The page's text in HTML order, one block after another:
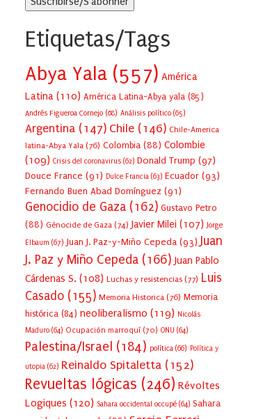
Etiquetas/Tags
Abya Yala (557) América
Latina (110) América Latina-Abya yala (85)
Andrés Figueroa Cornejo (68) Análisis político (65)
Argentina (147) Chile (146) Chile-America
latina-Abya Yala (76) Colombia (88) Colombie
(109) Crisis del coronavirus (62) Donald Trump (97)
Douce France (91) Dulce Francia (63) Ecuador (93)
Fernando Buen Abad Domínguez (91)
Genocidio de Gaza (162) Gustavo Petro
(88) Génocide de Gaza (74) Javier Milei (107) Jorge
Elbaum (67) Juan J. Paz-y-Miño Cepeda (93) Juan
J. Paz y Miño Cepeda (166) Juan Pablo
Cárdenas S. (108) Luchas y resistencias (77) Luis
Casado (155) Memoria Historica (76) Memoria
histórica (84) neoliberalismo (119) Nicolás
Maduro (64) Ocupación marroquí (70) ONU (64)
Palestina/Israel (184) política (66) Política y
utopia (62) Reinaldo Spitaletta (152)
Revueltas lógicas (246) Révoltes
Logiques (120) Sahara occidental occupé (64) Sahara